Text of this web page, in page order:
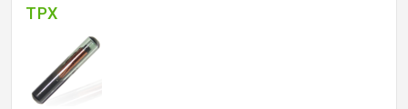
ТРАНСПОНДЕР И ECU ПРИБОРИ
ТРАНСПОНДЕР ЧИПОВЕ
ЗАГОТОВКИ ERREBI
TPX